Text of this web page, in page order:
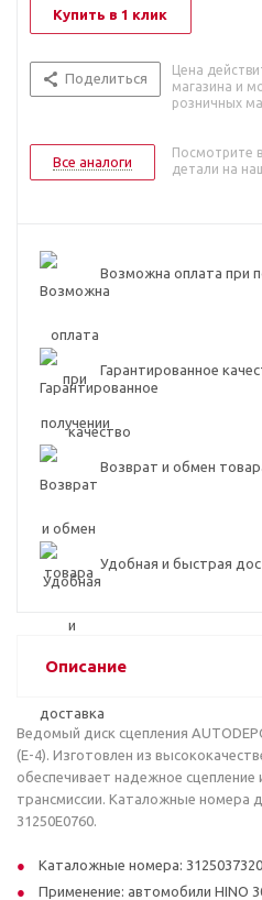
Купить в 1 клик
Поделиться
Цена
магазина и
розничных
Все аналоги
Посмотрите
детали на
Возможна оплата при
Гарантированное
Возврат и обмен
Удобная и быстрая
Описание
Ведомый диск сцепления
(E-4). Изготовлен из
обеспечивает надежное
трансмиссии. Каталожные номера
31250E0760.
Каталожные номера:
Применение: автомобили HINO